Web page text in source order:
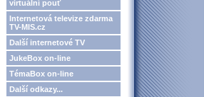
virtuální pouť
Internetová televize zdarma
TV-MIS.cz
Další internetové TV
JukeBox on-line
TémaBox on-line
Další odkazy...